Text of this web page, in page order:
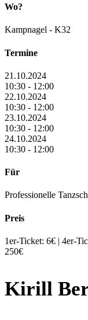
Wo?
Kampnagel - K32
Termine
21.10.2024
10:30 - 12:00
22.10.2024
10:30 - 12:00
23.10.2024
10:30 - 12:00
24.10.2024
10:30 - 12:00
Für
Professionelle
Preis
1er-Ticket: 6€ | 4er-
250€
Kirill